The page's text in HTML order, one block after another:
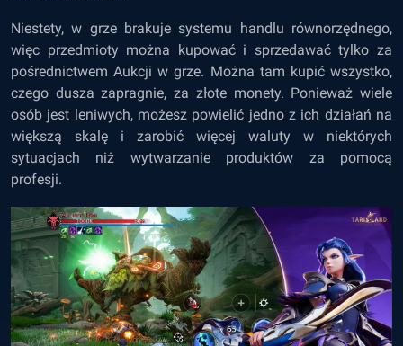
Niestety, w grze brakuje systemu handlu równorzędnego,
więc przedmioty można kupować i sprzedawać tylko za
pośrednictwem Aukcji w grze. Można tam kupić wszystko,
czego dusza zapragnie, za złote monety. Ponieważ wiele
osób jest leniwych, możesz powielić jedno z ich działań na
większą skalę i zarobić więcej waluty w niektórych
sytuacjach niż wytwarzanie produktów za pomocą
profesji.